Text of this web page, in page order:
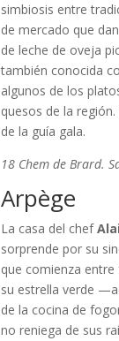
simbiosis entre
de mercado que
de leche de oveja
también conocida
algunos de los
quesos de la
de la guía gala.
18 Chem de Brard.
Arpège
La casa del chef
sorprende por su
que comienza
su estrella verde
de la cocina de
no reniega de sus